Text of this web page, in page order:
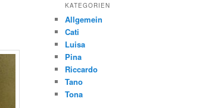
KATEGORIEN
Allgemein
Cati
Luisa
Pina
Riccardo
Tano
Tona